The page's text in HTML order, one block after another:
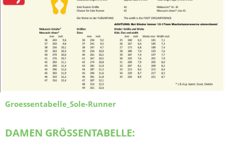
Groessentabelle_Sole-Runner
DAMEN GRÖSSENTABELLE: